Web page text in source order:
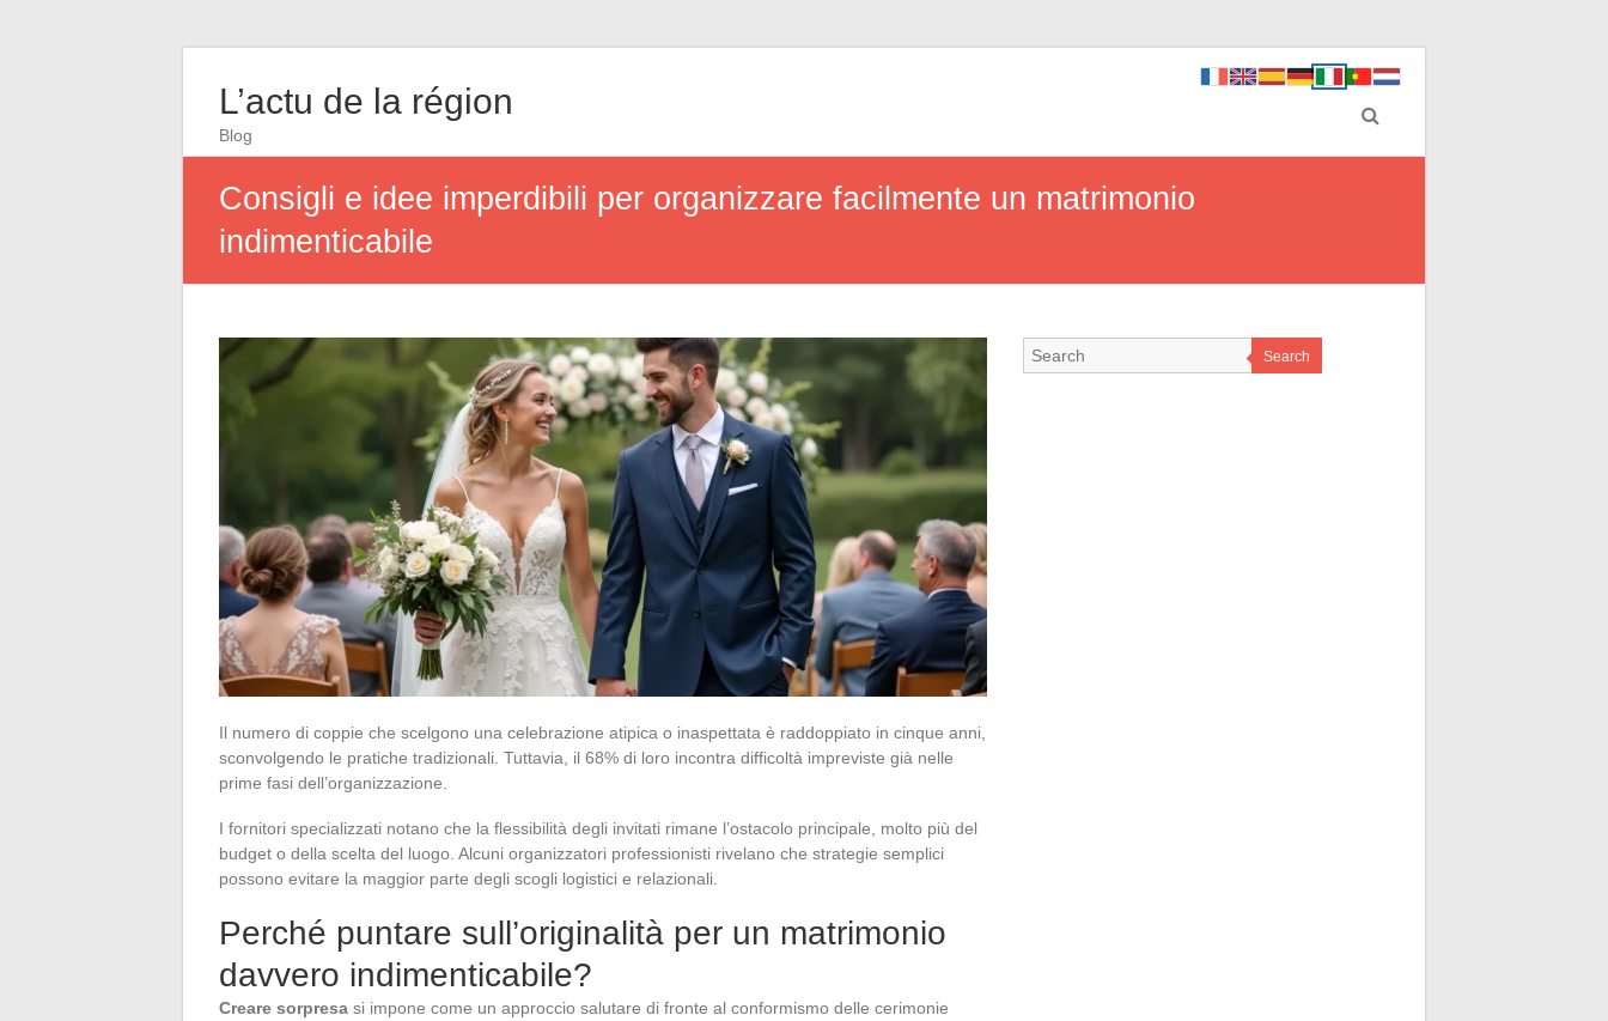
L’actu de la région
Blog
Consigli e idee imperdibili per organizzare facilmente un matrimonio
indimenticabile
Il numero di coppie che scelgono una celebrazione atipica o inaspettata è raddoppiato in cinque anni,
sconvolgendo le pratiche tradizionali. Tuttavia, il 68% di loro incontra difficoltà impreviste già nelle
prime fasi dell’organizzazione.
I fornitori specializzati notano che la flessibilità degli invitati rimane l’ostacolo principale, molto più del
budget o della scelta del luogo. Alcuni organizzatori professionisti rivelano che strategie semplici
possono evitare la maggior parte degli scogli logistici e relazionali.
Perché puntare sull’originalità per un matrimonio
davvero indimenticabile?
Creare sorpresa si impone come un approccio salutare di fronte al conformismo delle cerimonie
Search